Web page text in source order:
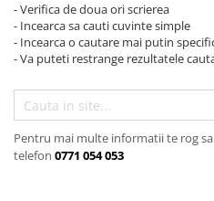
Glafuri Exterioare
Plinte, Plinte PVC, Plinte MDF
Plinte MDF Premium
Accesorii Plinte
Terminatii Plinta
- Verifica de doua ori scrierea
- Incearca sa cauti cuvinte simple
- Incearca o cautare mai putin
- Va puteti restrange rezultatele
Pentru mai multe informatii te rog
telefon 0771 054 053